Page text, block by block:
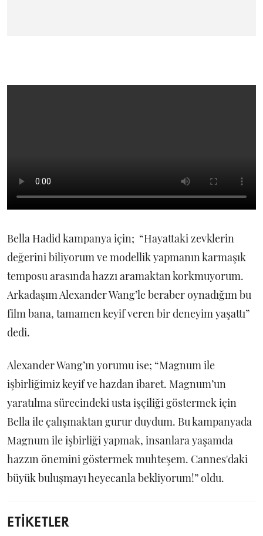
Bella Hadidkampanya için; “Hayattaki zevklerin
değerini biliyorum ve modellik yapmanın karmaşık
temposu arasında hazzı aramaktan korkmuyorum.
Arkadaşım Alexander Wang’le beraber oynadığım bu
film bana, tamamen keyif veren bir deneyim yaşattı”
dedi.
Alexander Wang’ın yorumu ise; “Magnum ile
işbirliğimiz keyif ve hazdan ibaret. Magnum’un
yaratılma sürecindeki usta işçiliği göstermek için
Bella ile çalışmaktan gurur duydum. Bu kampanyada
Magnum ile işbirliği yapmak, insanlara yaşamda
hazzın önemini göstermek muhteşem. Cannes'daki
büyük buluşmayı heyecanla bekliyorum!” oldu.
ETİKETLER